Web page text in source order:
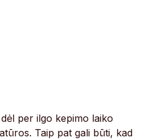
per ilgo kepimo laiko
Taip pat gali būti, kad